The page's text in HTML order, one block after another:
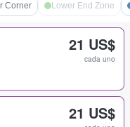
Corner Lower End Zone
21 US$
cada uno
21 US$